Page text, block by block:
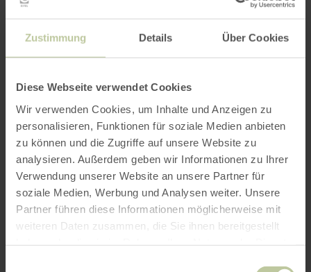
Zustimmung Details Über Cookies
Diese Webseite verwendet Cookies
Wir verwenden Cookies, um Inhalte und Anzeigen zu
personalisieren, Funktionen für soziale Medien anbieten
zu können und die Zugriffe auf unsere Website zu
analysieren. Außerdem geben wir Informationen zu Ihrer
Verwendung unserer Website an unsere Partner für
soziale Medien, Werbung und Analysen weiter. Unsere
Partner führen diese Informationen möglicherweise mit
weiteren Daten zusammen, die Sie ihnen bereitgestellt
Smart und Digital
Wirtschaft trifft